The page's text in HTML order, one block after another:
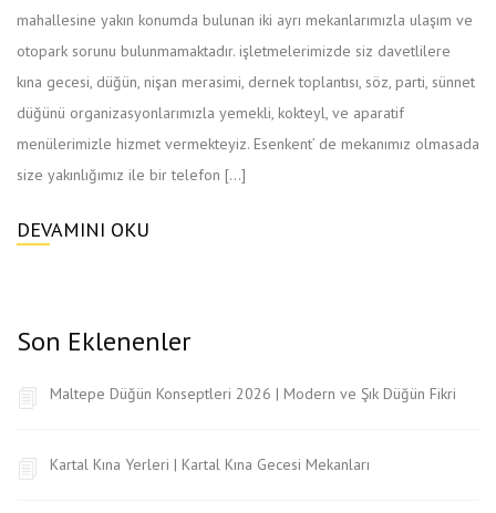
mahallesine yakın konumda bulunan iki ayrı mekanlarımızla ulaşım ve
otopark sorunu bulunmamaktadır. işletmelerimizde siz davetlilere
kına gecesi, düğün, nişan merasimi, dernek toplantısı, söz, parti, sünnet
düğünü organizasyonlarımızla yemekli, kokteyl, ve aparatif
menülerimizle hizmet vermekteyiz. Esenkent’ de mekanımız olmasada
size yakınlığımız ile bir telefon […]
DEVAMINI OKU
Son Eklenenler
Maltepe Düğün Konseptleri 2026 | Modern ve Şık Düğün Fikri
Kartal Kına Yerleri | Kartal Kına Gecesi Mekanları